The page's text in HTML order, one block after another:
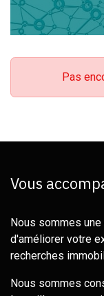
Pas
Vous
Nous sommes
d'améliorer votre
recherches
Nous sommes